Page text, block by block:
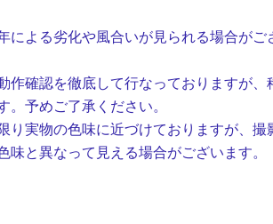
による劣化や風合いが見られる場合が
作確認を徹底して行なっておりますが
。予めご了承ください。
り実物の色味に近づけておりますが、
味と異なって見える場合がございます。